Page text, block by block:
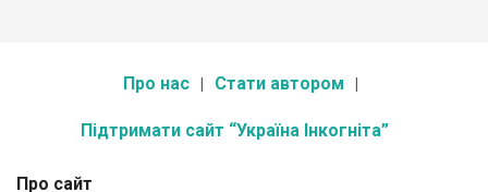
Про нас Стати автором
Підтримати сайт “Україна Інкогніта”
Про сайт